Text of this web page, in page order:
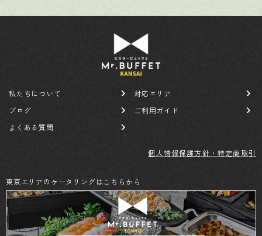
私たちについて
対応エリア
ブログ
ご利用ガイド
よくある質問
個人情報保護方針・特定商取引
東京エリアのケータリングはこちらから